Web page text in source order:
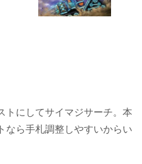
トにしてサイマジサーチ。本
なら手札調整しやすいからい